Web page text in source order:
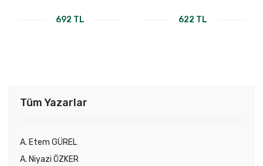
692 TL 622 TL
Tüm Yazarlar
A. Etem GÜREL
A. Niyazi ÖZKER